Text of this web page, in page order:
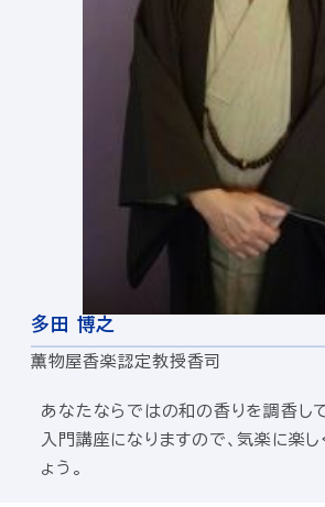
多田 博之
薫物屋香楽認定教授香司
あなたならではの和の香りを調香し
入門講座になりますので、気楽に楽
ょう。